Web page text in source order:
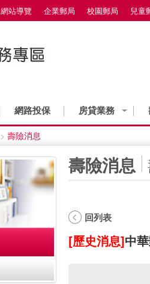
網站導覽 企業郵局 校園郵局 兒童
網路投保 房貸業務
> 壽險消息
壽險消息
回列表
[歷史消息]中